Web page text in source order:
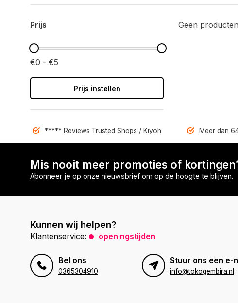
Prijs
€0 - €5
Prijs instellen
Geen
***** Reviews Trusted Shops / Kiyoh Meer dan
Mis nooit meer promoties of
Abonneer je op onze nieuwsbrief om op de hoogte te blijven.
Kunnen wij helpen?
Klantenservice: openingstijden
Bel ons
0365304910
Stuur ons een e-
info@tokogembira.nl